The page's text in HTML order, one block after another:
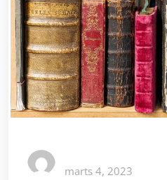
marts 4, 2023